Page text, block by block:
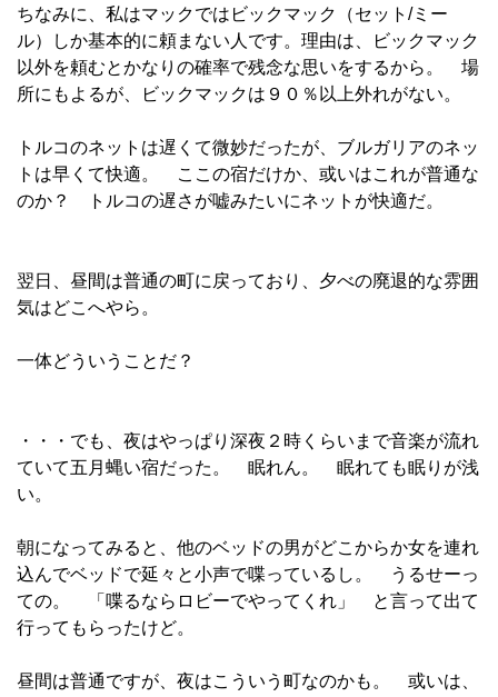
ちなみに、私はマックではビックマック（セット/ミー
ル）しか基本的に頼まない人です。理由は、ビックマック
以外を頼むとかなりの確率で残念な思いをするから。 場
所にもよるが、ビックマックは９０％以上外れがない。
トルコのネットは遅くて微妙だったが、ブルガリアのネッ
トは早くて快適。 ここの宿だけか、或いはこれが普通な
のか？ トルコの遅さが嘘みたいにネットが快適だ。
翌日、昼間は普通の町に戻っており、夕べの廃退的な雰囲
気はどこへやら。
一体どういうことだ？
・・・でも、夜はやっぱり深夜２時くらいまで音楽が流れ
ていて五月蝿い宿だった。 眠れん。 眠れても眠りが浅
い。
朝になってみると、他のベッドの男がどこからか女を連れ
込んでベッドで延々と小声で喋っているし。 うるせーっ
ての。 「喋るならロビーでやってくれ」 と言って出て
行ってもらったけど。
昼間は普通ですが、夜はこういう町なのかも。 或いは、